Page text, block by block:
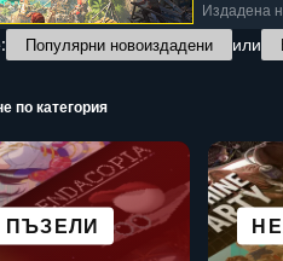
Издадена
Популярни новоиздадени или
по категория
ПЪЗЕЛИ
ЕКШЪНИ
И
БОЙНИ